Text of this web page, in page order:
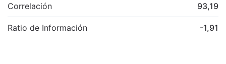
Correlación 93,19
Ratio de Información -1,91